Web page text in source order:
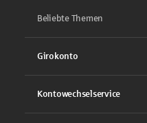
Beliebte Themen
Girokonto
Kontowechselservice